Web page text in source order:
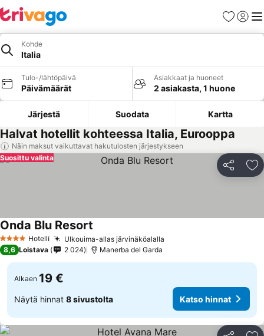
Suosikit
Kohde
Italia
Tulo-/lähtöpäivä
Päivämäärät
Asiakkaat ja huoneet
2 asiakasta, 1 huone
Järjestä Suodata Kartta
Halvat hotellit kohteessa Italia, Eurooppa
Näin maksut vaikuttavat hakutulosten järjestykseen
Jaa
Suosittu valinta
4 Tähtiluokitus
Hotelli Ulkouima-allas järvinäköalalla
Onda Blu Resort
8,6 Loistava 2 024 Manerba del Garda
Alkaen 19 €
Näytä hinnat 8 sivustolta Katso hinnat